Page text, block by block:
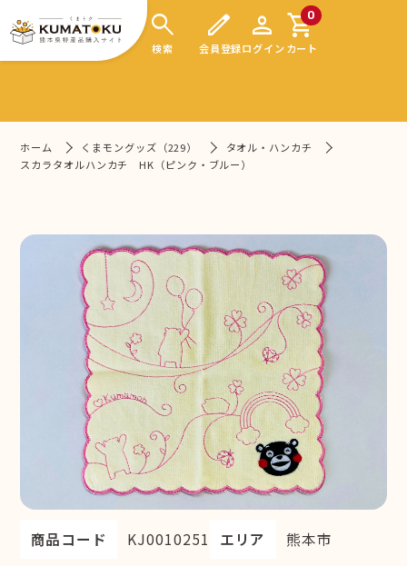
search
検索
edit
会員登録
person
ログイン
0
shopping_cart
カート
ホーム くまモングッズ（229）
タオル・ハンカチ
スカラタオルハンカチ HK（ピンク・ブルー）
商品コード KJ0010251 エリア 熊本市